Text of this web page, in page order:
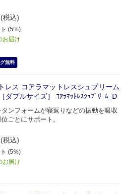
税込)
(5%)
お届け
無料
レス コアラマットレスシュプリーム
ダブルサイズ］ ｺｱﾗﾏｯﾄﾚｽｼｭﾌﾟﾘｰﾑ_D
ンフォームが寝返りなどの振動を吸収
ごとにサポート。
税込)
(5%)
お届け